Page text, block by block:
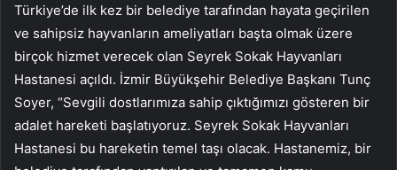
Türkiye’de ilk kez bir belediye tarafından hayata geçirilen
ve sahipsiz hayvanların ameliyatları başta olmak üzere
birçok hizmet verecek olan Seyrek Sokak Hayvanları
Hastanesi açıldı. İzmir Büyükşehir Belediye Başkanı Tunç
Soyer, “Sevgili dostlarımıza sahip çıktığımızı gösteren bir
adalet hareketi başlatıyoruz. Seyrek Sokak Hayvanları
Hastanesi bu hareketin temel taşı olacak. Hastanemiz, bir